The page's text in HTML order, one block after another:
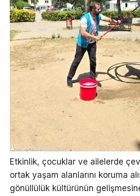
Etkinlik, çocuklar ve ailelerde
ortak yaşam alanlarını koruma
gönüllülük kültürünün